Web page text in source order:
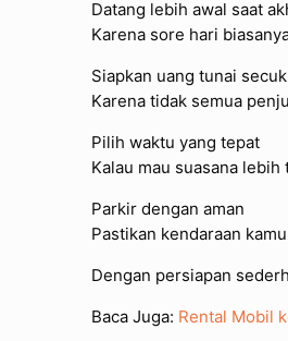
Datang lebih awal saat
Karena sore hari
Siapkan uang tunai
Karena tidak semua
Pilih waktu yang tepat
Kalau mau suasana
Parkir dengan aman
Pastikan kendaraan
Dengan persiapan
Baca Juga: Rental Mobil